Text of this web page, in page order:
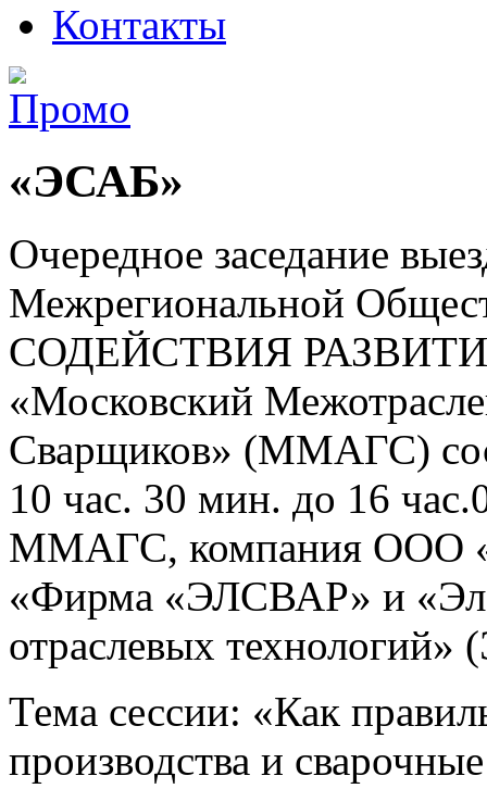
Контакты
«ЭСАБ»
Очередное заседание
Межрегиональной
СОДЕЙСТВИЯ
«Московский
Сварщиков» (ММАГС)
10 час. 30 мин. до 16
ММАГС, компания ООО
«Фирма «ЭЛСВАР» и
отраслевых технологий»
Тема сессии: «Как
производства и